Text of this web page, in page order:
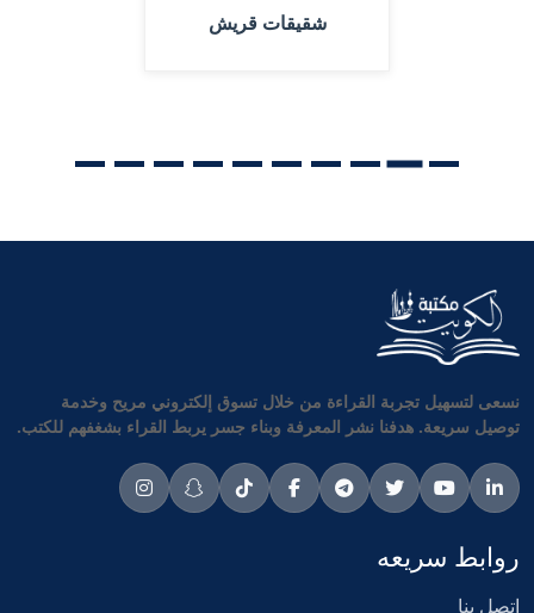
شقيقات قريش
نسعى لتسهيل تجربة القراءة من خلال تسوق إلكتروني مريح وخدمة
توصيل سريعة. هدفنا نشر المعرفة وبناء جسر يربط القراء بشغفهم للكتب.
روابط سريعه
اتصل بنا